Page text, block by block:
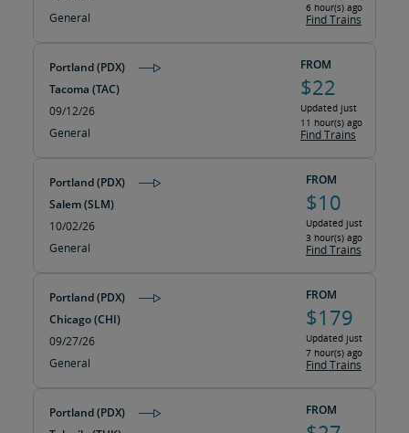
General
6 hour(s) ago
Find Trains
Portland (PDX)
Tacoma (TAC)
09/12/26
General
FROM
$22
Updated just
11 hour(s) ago
Find Trains
Portland (PDX)
Salem (SLM)
10/02/26
General
FROM
$10
Updated just
3 hour(s) ago
Find Trains
Portland (PDX)
Chicago (CHI)
09/27/26
General
FROM
$179
Updated just
7 hour(s) ago
Find Trains
Portland (PDX)
FROM